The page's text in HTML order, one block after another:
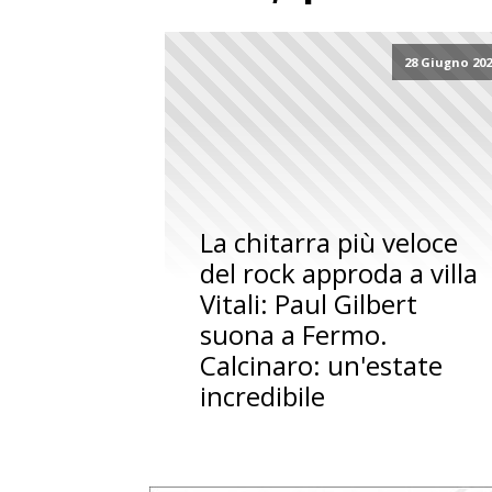
28 Giugno
La chitarra più veloce
del rock approda a villa
Vitali: Paul Gilbert
suona a Fermo.
Calcinaro: un'estate
incredibile